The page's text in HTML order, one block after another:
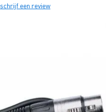
schrijf een review